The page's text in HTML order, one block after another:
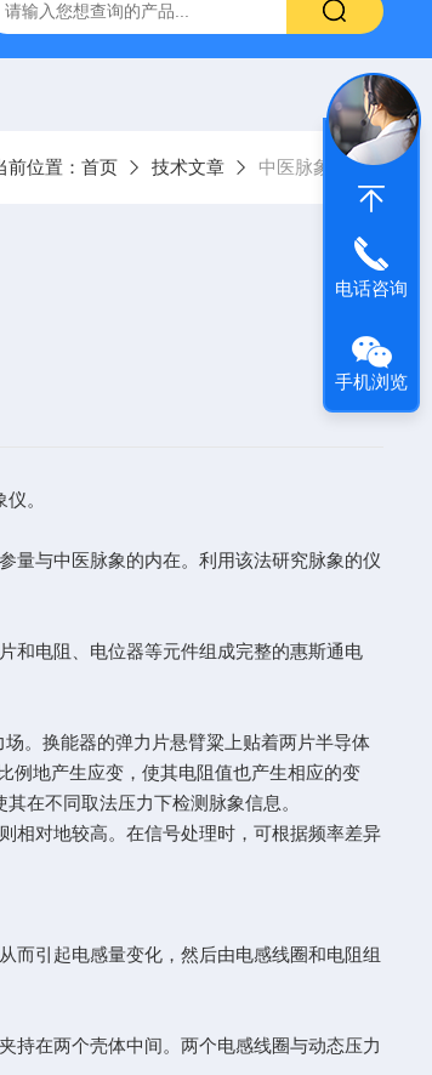
练系统 ZKCJ300多媒体经穴学及针刺仿真训
前位置： 首页 技术文章 中医脉象仪
。
与中医脉象的内在。利用该法研究脉象的仪
电阻、电位器等元件组成完整的惠斯通电
。换能器的弹力片悬臂粱上贴着两片半导体
例地产生应变，使其电阻值也产生相应的变
在不同取法压力下检测脉象信息。
对地较高。在信号处理时，可根据频率差异
引起电感量变化，然后由电感线圈和电阻组
在两个壳体中间。两个电感线圈与动态压力
电话咨询
手机浏览